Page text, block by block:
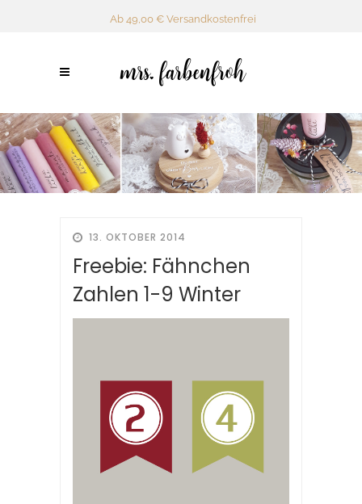
Ab 49,00 € Versandkostenfrei
13. OKTOBER 2014
Freebie: Fähnchen
Zahlen 1-9 Winter